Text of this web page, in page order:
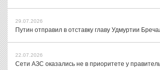
29.07.2026
Путин отправил в отставку главу Удмуртии
22.07.2026
Сети АЗС оказались не в приоритете у